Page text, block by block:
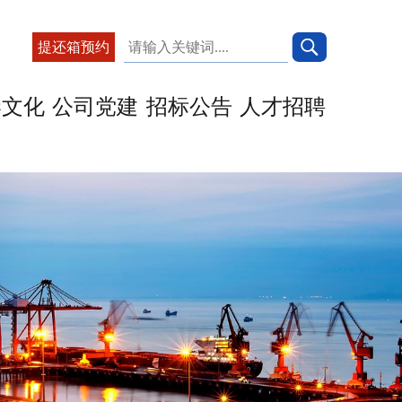
提还箱预约
化 公司党建 招标公告 人才招聘